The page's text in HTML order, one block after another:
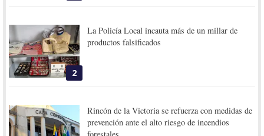
2
La Policía Local incauta más de un millar de
productos falsificados
Rincón de la Victoria se refuerza con medidas de
prevención ante el alto riesgo de incendios